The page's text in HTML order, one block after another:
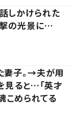
しかけられた
撃の光景に…
妻子。→夫が用
見ると…「英才
こめられてる